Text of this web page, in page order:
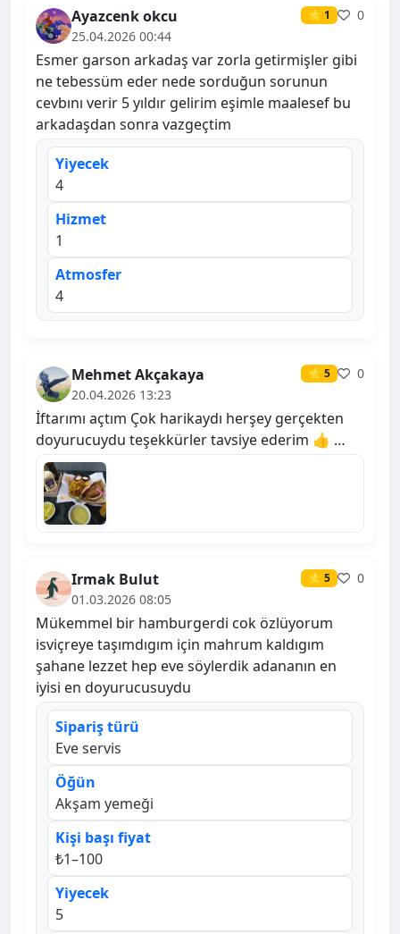
Ayazcenk okcu ⭐ 1
0
25.04.2026 00:44
Esmer garson arkadaş var zorla getirmişler gibi
ne tebessüm eder nede sorduğun sorunun
cevbını verir 5 yıldır gelirim eşimle maalesef bu
arkadaşdan sonra vazgeçtim
Yiyecek
4
Hizmet
1
Atmosfer
4
Mehmet Akçakaya ⭐ 5
0
20.04.2026 13:23
İftarımı açtım Çok harikaydı herşey gerçekten
doyurucuydu teşekkürler tavsiye ederim 👍 …
Irmak Bulut ⭐ 5
0
01.03.2026 08:05
Mükemmel bir hamburgerdi cok özlüyorum
isviçreye taşımdıgım için mahrum kaldıgım
şahane lezzet hep eve söylerdik adananın en
iyisi en doyurucusuydu
Sipariş türü
Eve servis
Öğün
Akşam yemeği
Kişi başı fiyat
₺1–100
Yiyecek
5